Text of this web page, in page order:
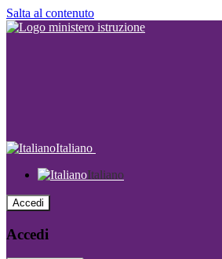
Salta al contenuto
Italiano
Italiano
Accedi
Accedi